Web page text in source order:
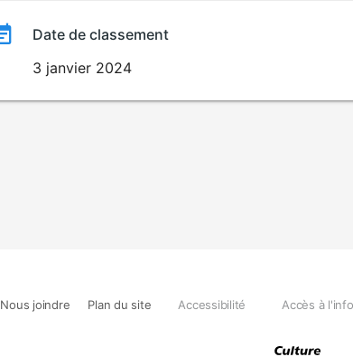
Date de classement
3 janvier 2024
Nous joindre Plan du site Accessibilité Accès à